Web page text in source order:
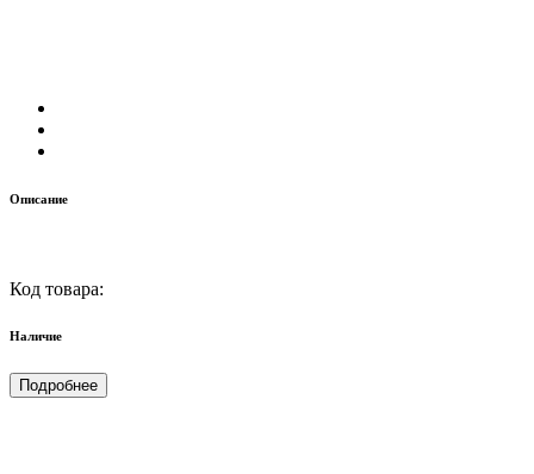
Описание
Код товара:
Наличие
Подробнее